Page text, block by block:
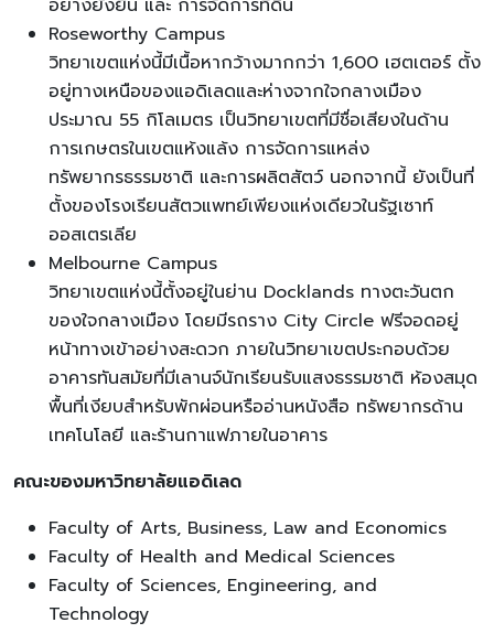
อย่างยั่งยืน และ การจัดการที่ดิน
Roseworthy Campus
วิทยาเขตแห่งนี้มีเนื้อหากว้างมากกว่า 1,600 เฮตเตอร์ ตั้ง
อยู่ทางเหนือของแอดิเลดและห่างจากใจกลางเมือง
ประมาณ 55 กิโลเมตร เป็นวิทยาเขตที่มีชื่อเสียงในด้าน
การเกษตรในเขตแห้งแล้ง การจัดการแหล่ง
ทรัพยากรธรรมชาติ และการผลิตสัตว์ นอกจากนี้ ยังเป็นที่
ตั้งของโรงเรียนสัตวแพทย์เพียงแห่งเดียวในรัฐเซาท์
ออสเตรเลีย
Melbourne Campus
วิทยาเขตแห่งนี้ตั้งอยู่ในย่าน Docklands ทางตะวันตก
ของใจกลางเมือง โดยมีรถราง City Circle ฟรีจอดอยู่
หน้าทางเข้าอย่างสะดวก ภายในวิทยาเขตประกอบด้วย
อาคารทันสมัยที่มีเลานจ์นักเรียนรับแสงธรรมชาติ ห้องสมุด
พื้นที่เงียบสำหรับพักผ่อนหรืออ่านหนังสือ ทรัพยากรด้าน
เทคโนโลยี และร้านกาแฟภายในอาคาร
คณะของมหาวิทยาลัยแอดิเลด
Faculty of Arts, Business, Law and Economics
Faculty of Health and Medical Sciences
Faculty of Sciences, Engineering, and
Technology